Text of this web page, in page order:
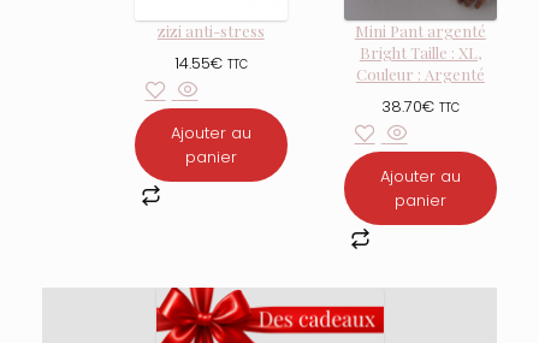
zizi anti-stress
14.55€ TTC
Ajouter au
panier
Mini Pant argenté
Bright Taille : XL,
Couleur : Argenté
38.70€ TTC
Ajouter au
panier